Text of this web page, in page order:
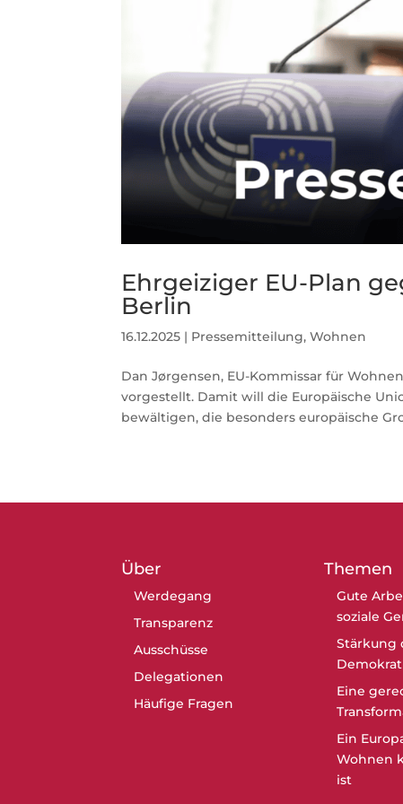
Ehrgeiziger EU-Plan
Berlin
16.12.2025| Pressemitteilung, Wohnen
Dan Jørgensen, EU-Kommissar für
vorgestellt. Damit will die Europäische
bewältigen, die besonders europäische
Über
Werdegang
Transparenz
Ausschüsse
Delegationen
Häufige Fragen
Themen
Gute
soziale
Stärkung
Eine
Ein
Wohnen
ist